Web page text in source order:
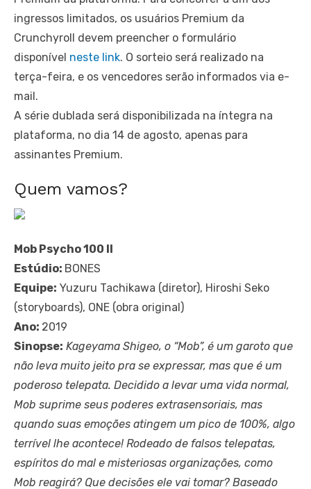
ingressos limitados, os usuários Premium da
Crunchyroll devem preencher o formulário
disponível neste link. O sorteio será realizado na
terça-feira, e os vencedores serão informados via e-
mail.
A série dublada será disponibilizada na íntegra na
plataforma, no dia 14 de agosto, apenas para
assinantes Premium.
Quem vamos?
Mob Psycho 100 II
Estúdio: BONES
Equipe: Yuzuru Tachikawa (diretor), Hiroshi Seko
(storyboards), ONE (obra original)
Ano: 2019
Sinopse: Kageyama Shigeo, o “Mob”, é um garoto que
não leva muito jeito pra se expressar, mas que é um
poderoso telepata. Decidido a levar uma vida normal,
Mob suprime seus poderes extrasensoriais, mas
quando suas emoções atingem um pico de 100%, algo
terrível lhe acontece! Rodeado de falsos telepatas,
espíritos do mal e misteriosas organizações, como
Mob reagirá? Que decisões ele vai tomar? Baseado